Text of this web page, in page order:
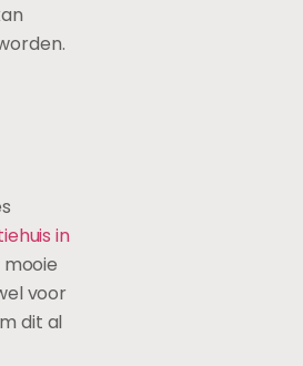
in
voor
dit al